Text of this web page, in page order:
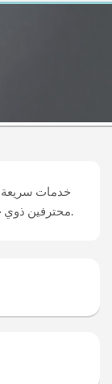
خدمات سريعة
محترفين ذوي خبرة ومواعيد متاحة لتناسب جدولك الزمني.